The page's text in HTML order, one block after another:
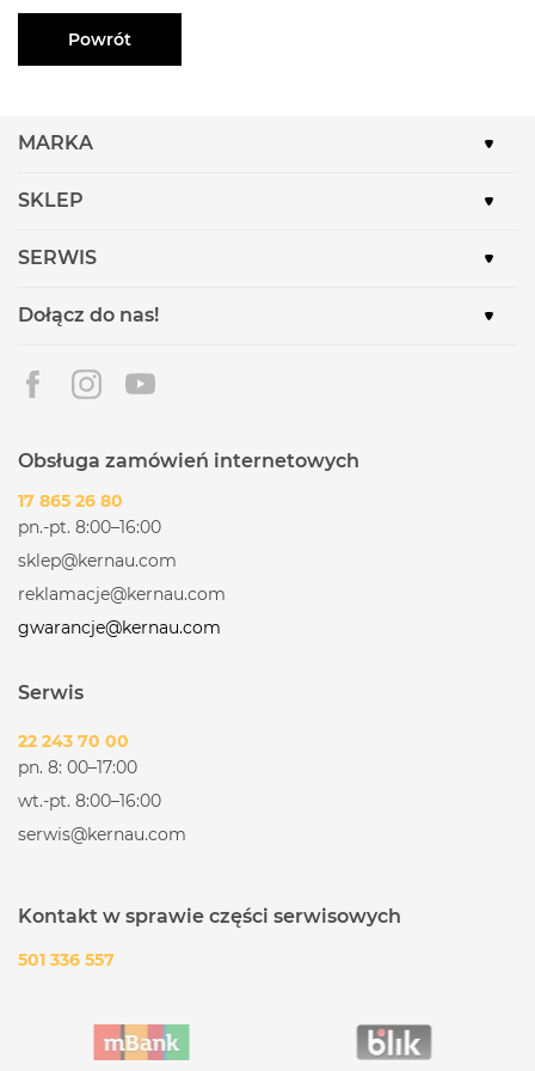
Powrót
MARKA
SKLEP
SERWIS
Dołącz do nas!
Obsługa zamówień internetowych
17 865 26 80
pn.-pt. 8:00–16:00
sklep@kernau.com
reklamacje@kernau.com
gwarancje@kernau.com
Serwis
22 243 70 00
pn. 8: 00–17:00
wt.-pt. 8:00–16:00
serwis@kernau.com
Kontakt w sprawie części serwisowych
501 336 557